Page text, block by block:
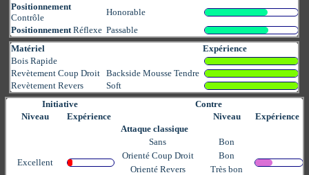
Positionnement
Contrôle
Honorable
Positionnement Réflexe Passable
Matériel
Expérience
Bois Rapide
Revètement Coup Droit
Backside Mousse Tendre
Revètement Revers
Soft
Initiative
Contre
Niveau
Expérience Niveau
Expérience
Attaque classique
Excellent
Sans
Bon
Orienté Coup Droit
Bon
Orienté Revers
Très bon